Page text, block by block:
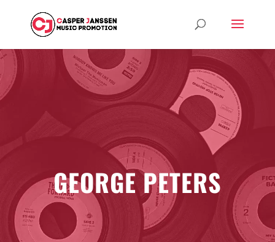
GEORGE PETERS